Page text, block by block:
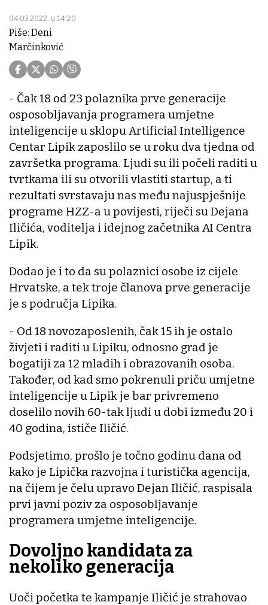
04.03.2022. u 14:20
Piše: Deni
Marčinković
- Čak 18 od 23 polaznika prve generacije
osposobljavanja programera umjetne
inteligencije u sklopu Artificial Intelligence
Centar Lipik zaposlilo se u roku dva tjedna od
završetka programa. Ljudi su ili počeli raditi u
tvrtkama ili su otvorili vlastiti startup, a ti
rezultati svrstavaju nas među najuspješnije
programe HZZ-a u povijesti, riječi su Dejana
Iličića, voditelja i idejnog začetnika AI Centra
Lipik.
Dodao je i to da su polaznici osobe iz cijele
Hrvatske, a tek troje članova prve generacije
je s područja Lipika.
- Od 18 novozaposlenih, čak 15 ih je ostalo
živjeti i raditi u Lipiku, odnosno grad je
bogatiji za 12 mladih i obrazovanih osoba.
Također, od kad smo pokrenuli priču umjetne
inteligencije u Lipik je bar privremeno
doselilo novih 60-tak ljudi u dobi između 20 i
40 godina, ističe Iličić.
Podsjetimo, prošlo je točno godinu dana od
kako je Lipička razvojna i turistička agencija,
na čijem je čelu upravo Dejan Iličić, raspisala
prvi javni poziv za osposobljavanje
programera umjetne inteligencije.
Dovoljno kandidata za
nekoliko generacija
Uoči početka te kampanje Iličić je strahovao